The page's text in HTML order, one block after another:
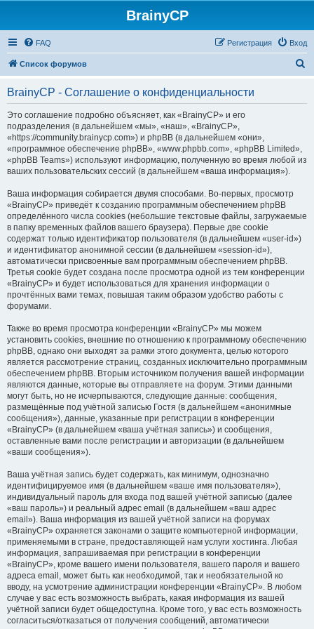
BrainyCP
FAQ Вход
Регистрация
Список форумов
BrainyCP - Соглашение о конфиденциальности
Это соглашение подробно объясняет, как «BrainyCP» и его
подразделения (в дальнейшем «мы», «наш», «BrainyCP»,
«https://community.brainycp.com») и phpBB (в дальнейшем «они»,
«программное обеспечение phpBB», «www.phpbb.com», «phpBB Limited»,
«phpBB Teams») используют информацию, полученную во время любой из
ваших пользовательских сессий (в дальнейшем «ваша информация»).
Ваша информация собирается двумя способами. Во-первых, просмотр
«BrainyCP» приведёт к созданию программным обеспечением phpBB
определённого числа cookies (небольшие текстовые файлы, загружаемые
в папку временных файлов вашего браузера). Первые две cookie
содержат только идентификатор пользователя (в дальнейшем «user-id»)
и идентификатор анонимной сессии (в дальнейшем «session-id»),
автоматически присвоенные вам программным обеспечением phpBB.
Третья cookie будет создана после просмотра одной из тем конференции
«BrainyCP» и будет использоваться для хранения информации о
прочтённых вами темах, повышая таким образом удобство работы с
форумами.
Также во время просмотра конференции «BrainyCP» мы можем
установить cookies, внешние по отношению к программному обеспечению
phpBB, однако они выходят за рамки этого документа, целью которого
является рассмотрение страниц, созданных исключительно программным
обеспечением phpBB. Вторым источником получения вашей информации
являются данные, которые вы отправляете на форум. Этими данными
могут быть, но не исчерпываются, следующие данные: сообщения,
размещённые под учётной записью Гостя (в дальнейшем «анонимные
сообщения»), данные, указанные при регистрации в конференции
«BrainyCP» (в дальнейшем «ваша учётная запись») и сообщения,
оставленные вами после регистрации и авторизации (в дальнейшем
«ваши сообщения»).
Ваша учётная запись будет содержать, как минимум, однозначно
идентифицируемое имя (в дальнейшем «ваше имя пользователя»),
индивидуальный пароль для входа под вашей учётной записью (далее
«ваш пароль») и реальный адрес email (в дальнейшем «ваш адрес
email»). Ваша информация из вашей учётной записи на форумах
«BrainyCP» охраняется законами о защите компьютерной информации,
применяемыми в стране, предоставляющей нам услуги хостинга. Любая
информация, запрашиваемая при регистрации в конференции
«BrainyCP», кроме вашего имени пользователя, вашего пароля и вашего
адреса email, может быть как необходимой, так и необязательной ко
вводу, на усмотрение администрации конференции «BrainyCP». В любом
случае у вас есть возможность выбрать, какая информация из вашей
учётной записи будет общедоступна. Кроме того, у вас есть возможность
согласиться/отказаться от получения сообщений, автоматически